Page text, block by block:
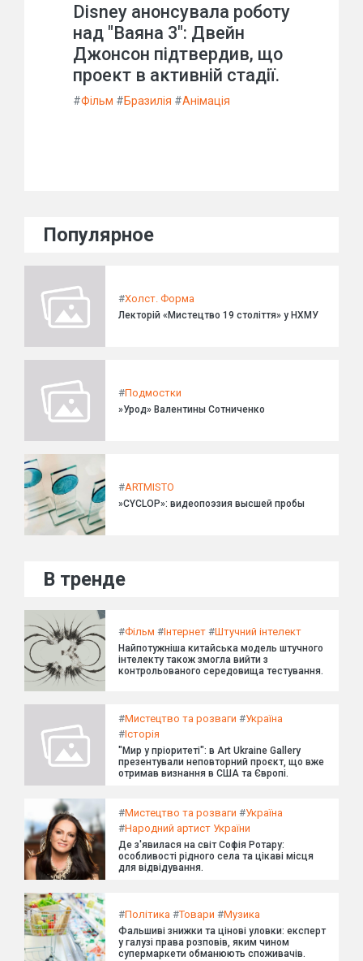
Disney анонсувала роботу
над "Ваяна 3": Двейн
Джонсон підтвердив, що
проект в активній стадії.
#Фільм #Бразилія #Анімація
Популярное
#Холст. Форма
Лекторій «Мистецтво 19 століття» у НХМУ
#Подмостки
»Урод» Валентины Сотниченко
#ARTMISTO
»CYCLOP»: видеопоэзия высшей пробы
В тренде
#Фільм #Інтернет #Штучний інтелект
Найпотужніша китайська модель штучного
інтелекту також змогла вийти з
контрольованого середовища тестування.
#Мистецтво та розваги #Україна
#Історія
"Мир у пріоритеті": в Art Ukraine Gallery
презентували неповторний проєкт, що вже
отримав визнання в США та Європі.
#Мистецтво та розваги #Україна
#Народний артист України
Де з'явилася на світ Софія Ротару:
особливості рідного села та цікаві місця
для відвідування.
#Політика #Товари #Музика
Фальшиві знижки та цінові уловки: експерт
у галузі права розповів, яким чином
супермаркети обманюють споживачів.